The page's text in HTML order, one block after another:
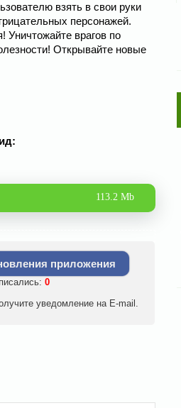
взять в свои руки
персонажей.
Уничтожайте врагов по
Открывайте новые
113.2 Mb
приложения
0
уведомление на E-mail.